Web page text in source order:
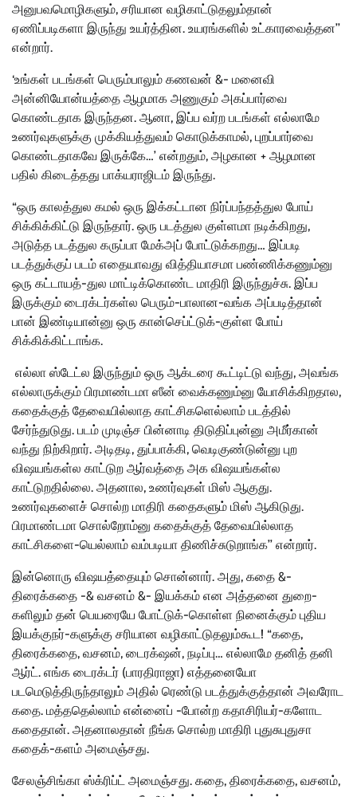
அனுபவமொழிகளும், சரியான வழிகாட்டுதலும்தான்
ஏணிப்படிகளா இருந்து உயர்த்தின. உயரங்களில் உட்காரவைத்தன’’
என்றார்.
‘உங்கள் படங்கள் பெரும்பாலும் கணவன் &- மனைவி
அன்னியோன்யத்தை ஆழமாக அணுகும் அகப்பார்வை
கொண்டதாக இருந்தன. ஆனா, இப்ப வர்ற படங்கள் எல்லாமே
உணர்வுகளுக்கு முக்கியத்துவம் கொடுக்காமல், புறப்பார்வை
கொண்டதாகவே இருக்கே…’ என்றதும், அழகான + ஆழமான
பதில் கிடைத்தது பாக்யராஜிடம் இருந்து.
“ஒரு காலத்துல கமல் ஒரு இக்கட்டான நிர்ப்பந்தத்துல போய்
சிக்கிக்கிட்டு இருந்தார். ஒரு படத்துல குள்ளமா நடிக்கிறது,
அடுத்த படத்துல கருப்பா மேக்அப் போட்டுக்கறது… இப்படி
படத்துக்குப் படம் எதையாவது வித்தியாசமா பண்ணிக்கணும்னு
ஒரு கட்டாயத்-துல மாட்டிக்கொண்ட மாதிரி இருந்துச்சு. இப்ப
இருக்கும் டைரக்டர்கள்ல பெரும்-பாலான-வங்க அப்படித்தான்
பான் இண்டியான்னு ஒரு கான்செப்ட்டுக்-குள்ள போய்
சிக்கிக்கிட்டாங்க.
எல்லா ஸ்டேட்ல இருந்தும் ஒரு ஆக்டரை கூட்டிட்டு வந்து, அவங்க
எல்லாருக்கும் பிரமாண்டமா ஸீன் வைக்கணும்னு யோசிக்கிறதால,
கதைக்குத் தேவையில்லாத காட்சிகளெல்லாம் படத்தில்
சேர்ந்துடுது. படம் முடிஞ்ச பின்னாடி திடுதிப்புன்னு அமீர்கான்
வந்து நிற்கிறார். அடிதடி, துப்பாக்கி, வெடிகுண்டுன்னு புற
விஷயங்கள்ல காட்டுற ஆர்வத்தை அக விஷயங்கள்ல
காட்டுறதில்லை. அதனால, உணர்வுகள் மிஸ் ஆகுது.
உணர்வுகளைச் சொல்ற மாதிரி கதைகளும் மிஸ் ஆகிடுது.
பிரமாண்டமா சொல்றோம்னு கதைக்குத் தேவையில்லாத
காட்சிகளை-யெல்லாம் வம்படியா திணிச்சுடுறாங்க’’ என்றார்.
இன்னொரு விஷயத்தையும் சொன்னார். அது, கதை &-
திரைக்கதை -& வசனம் &- இயக்கம் என அத்தனை துறை-
களிலும் தன் பெயரையே போட்டுக்-கொள்ள நினைக்கும் புதிய
இயக்குநர்-களுக்கு சரியான வழிகாட்டுதலும்கூட! “கதை,
திரைக்கதை, வசனம், டைரக்‌ஷன், நடிப்பு… எல்லாமே தனித் தனி
ஆர்ட். எங்க டைரக்டர் (பாரதிராஜா) எத்தனையோ
படமெடுத்திருந்தாலும் அதில் ரெண்டு படத்துக்குத்தான் அவரோட
கதை. மத்ததெல்லாம் என்னைப் -போன்ற கதாசிரியர்-களோட
கதைதான். அதனாலதான் நீங்க சொல்ற மாதிரி புதுசுபுதுசா
கதைக்-களம் அமைஞ்சது.
சேலஞ்சிங்கா ஸ்க்ரிப்ட் அமைஞ்சது. கதை, திரைக்கதை, வசனம்,